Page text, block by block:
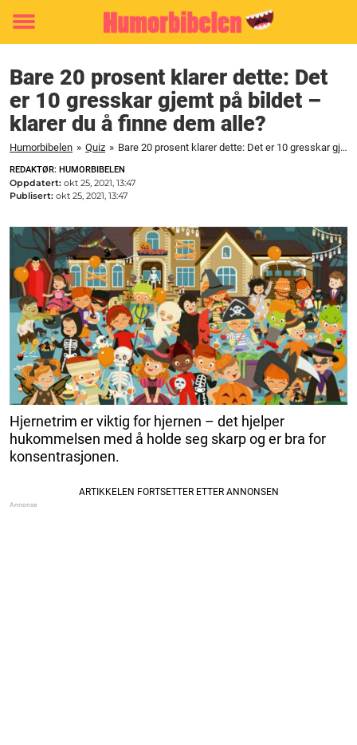
Toggle
Bare 20 prosent klarer dette: Det
er 10 gresskar gjemt på bildet –
klarer du å finne dem alle?
Humorbibelen » Quiz » Bare 20 prosent klarer dette: Det er 10 gresskar gjemt på bildet – klarer du å finne dem alle?
REDAKTØR: HUMORBIBELEN
Oppdatert: okt 25, 2021, 13:47
Publisert: okt 25, 2021, 13:47
Hjernetrim er viktig for hjernen – det hjelper
hukommelsen med å holde seg skarp og er bra for
konsentrasjonen.